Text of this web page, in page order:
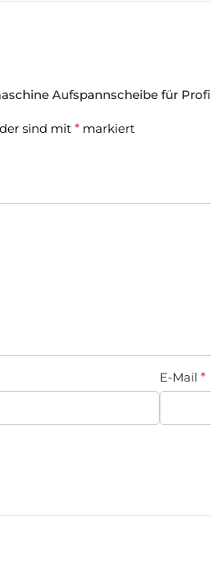
Aufspannscheibe für
sind mit * markiert
E-Mail *